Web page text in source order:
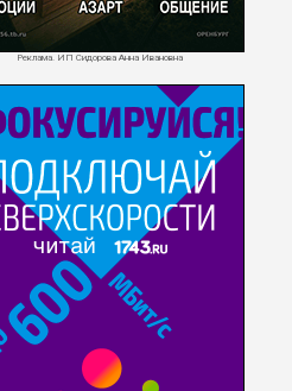
Реклама. ИП Сидорова Анна Ивановна